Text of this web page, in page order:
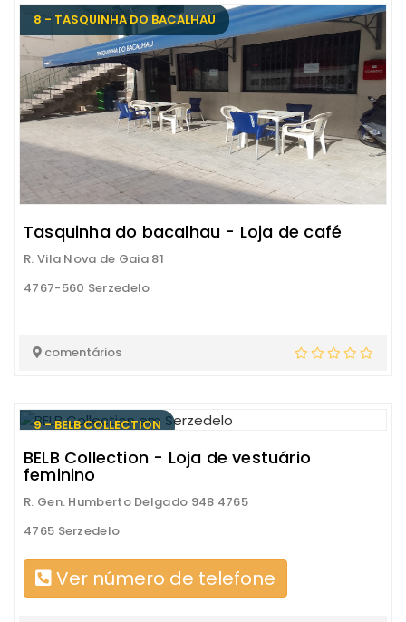
8 - TASQUINHA DO BACALHAU
Tasquinha do bacalhau - Loja de café
R. Vila Nova de Gaia 81
4767-560 Serzedelo
comentários
9 - BELB COLLECTION
BELB Collection - Loja de vestuário
feminino
R. Gen. Humberto Delgado 948 4765
4765 Serzedelo
Ver número de telefone